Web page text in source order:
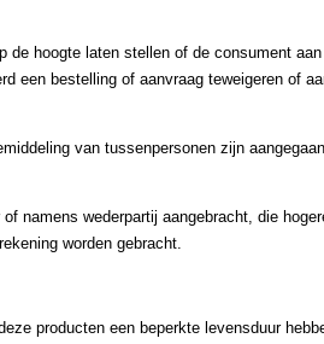
de hoogte laten stellen of de consument
een bestelling of aanvraag teweigeren of
van tussenpersonen zijn
namens wederpartij aangebracht, die
worden gebracht.
producten een beperkte levensduur